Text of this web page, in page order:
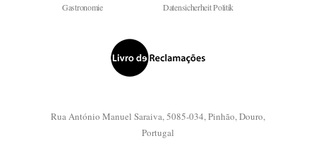
Gastronomie
Datensicherheit Politik
Rua António Manuel Saraiva, 5085-034, Pinhão, Douro,
Portugal